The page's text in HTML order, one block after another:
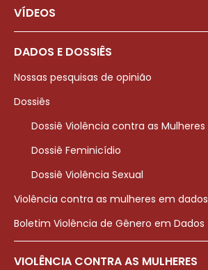
VÍDEOS
DADOS E DOSSIÊS
Nossas pesquisas de opinião
Dossiês
Dossiê Violência contra as Mulheres
Dossiê Feminicídio
Dossiê Violência Sexual
Violência contra as mulheres em dados
Boletim Violência de Gênero em Dados
VIOLÊNCIA CONTRA AS MULHERES